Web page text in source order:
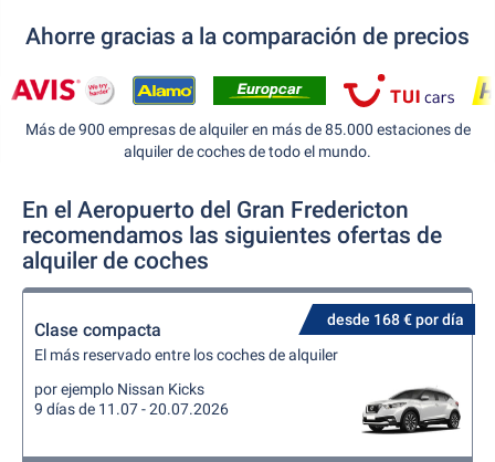
Ahorre gracias a la comparación de precios
Más de 900 empresas de alquiler en más de 85.000 estaciones de
alquiler de coches de todo el mundo.
En el Aeropuerto del Gran Fredericton
recomendamos las siguientes ofertas de
alquiler de coches
desde 168 € por día
Clase compacta
El más reservado entre los coches de alquiler
por ejemplo Nissan Kicks
9 días de 11.07 - 20.07.2026